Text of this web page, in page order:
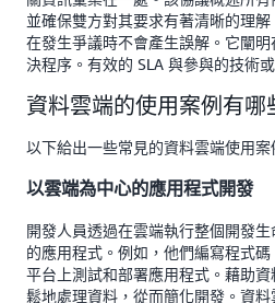
並確保雙方對其要求有著清晰的理
在發生爭議時不會產生誤解。它闡
決程序。有效的 SLA 與參與的技術
資料雲端的使用案例有哪
以下給出一些常見的資料雲端使用案
以雲端為中心的應用程式開發
開發人員透過在雲端執行整個開發
的應用程式。例如，他們編寫程式
平台上測試和部署應用程式。藉助
鬆地處理資料，從而簡化開發。資